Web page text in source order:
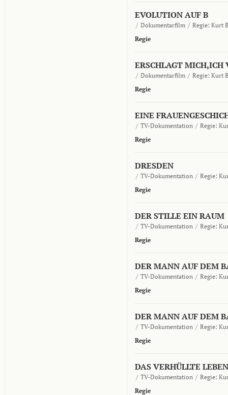
EVOLUTION AUF B
/ Dokumentarfilm / Regie: Kurt
Regie
ERSCHLAGT MICH,ICH
/ Dokumentarfilm / Regie: Kurt
Regie
EINE
/ TV-Dokumentation / Regie:
Regie
DRESDEN
/ TV-Dokumentation / Regie:
Regie
DER STILLE EIN RAUM
/ TV-Dokumentation / Regie:
Regie
DER MANN AUF DEM
/ TV-Dokumentation / Regie:
Regie
DER MANN AUF DEM
/ TV-Dokumentation / Regie:
Regie
DAS VERHÜLLTE
/ TV-Dokumentation / Regie:
Regie